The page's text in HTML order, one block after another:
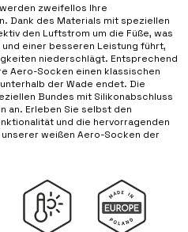
zweifellos Ihre
Dank des Materials mit speziellen
den Luftstrom um die Füße, was
einer besseren Leistung führt,
niederschlägt. Entsprechend
Aero-Socken einen klassischen
der Wade endet. Die
Bundes mit Silikonabschluss
an. Erleben Sie selbst den
und die hervorragenden
weißen Aero-Socken der